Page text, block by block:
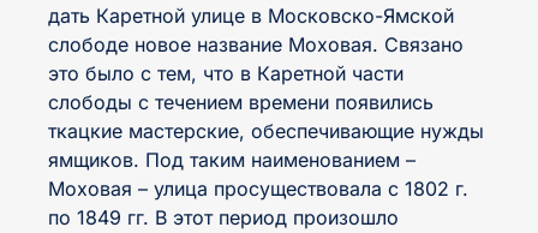
дать Каретной улице в Московско-Ямской
слободе новое название Моховая. Связано
это было с тем, что в Каретной части
слободы с течением времени появились
ткацкие мастерские, обеспечивающие нужды
ямщиков. Под таким наименованием –
Моховая – улица просуществовала с 1802 г.
по 1849 гг. В этот период произошло